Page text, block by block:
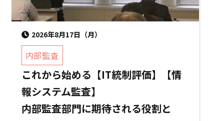
2026年8月17日（月）
内部監査
これから始める【IT統制評価】【情
報システム監査】
内部監査部門に期待される役割と